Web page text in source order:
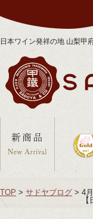
日本ワイン発祥の地 山梨甲
TOP > サドヤブログ > 4